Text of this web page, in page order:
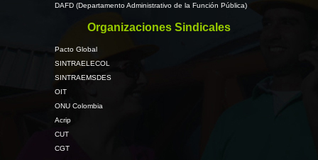
DAFD (Departamento Administrativo de la Función Pública)
Organizaciones Sindicales
Pacto Global
SINTRAELECOL
SINTRAEMSDES
OIT
ONU Colombia
Acrip
CUT
CGT